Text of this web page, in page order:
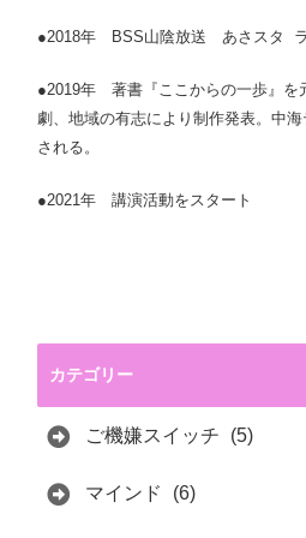
●2018年 BSS山陰放送 あさスタ
●2019年 著書『ここからの一歩』を
劇、地域の有志により制作発表。中
される。
●2021年 講演活動をスタート
カテゴリー
ご機嫌スイッチ (5)
マインド (6)